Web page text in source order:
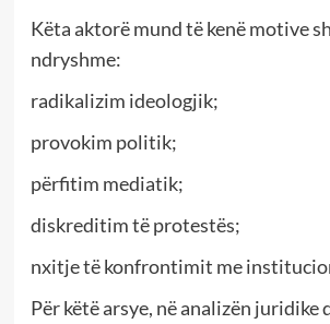
Këta aktorë mund të kenë motive
ndryshme:
radikalizim ideologjik;
provokim politik;
përfitim mediatik;
diskreditim të protestës;
nxitje të konfrontimit me
Për këtë arsye, në analizën juridike